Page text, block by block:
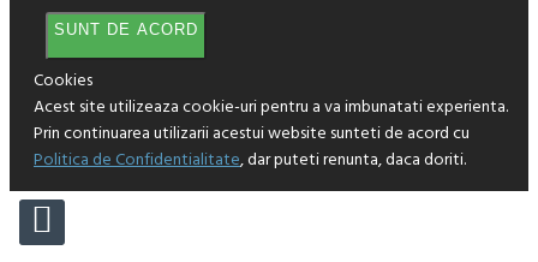
SUNT DE ACORD
Cookies
Acest site utilizeaza cookie-uri pentru a va imbunatati experienta.
Prin continuarea utilizarii acestui website sunteti de acord cu
Politica de Confidentialitate, dar puteti renunta, daca doriti.